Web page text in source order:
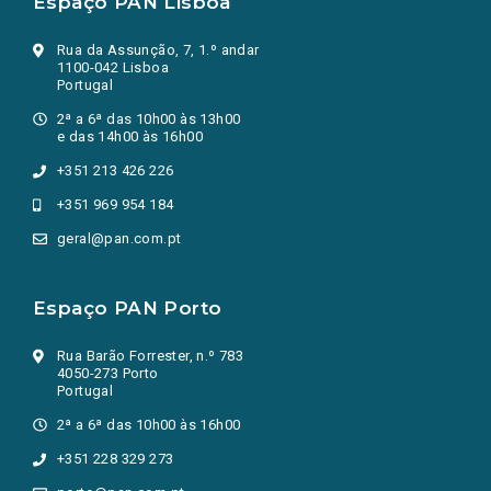
Rua da Assunção, 7, 1.º andar
1100-042 Lisboa
Portugal
2ª a 6ª das 10h00 às 13h00
e das 14h00 às 16h00
+351 213 426 226
+351 969 954 184
geral@pan.com.pt
Espaço PAN Porto
Rua Barão Forrester, n.º 783
4050-273 Porto
Portugal
2ª a 6ª das 10h00 às 16h00
+351 228 329 273